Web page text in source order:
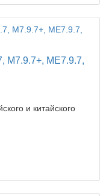
M7.9.7+, МЕ7.9.7,
и китайского